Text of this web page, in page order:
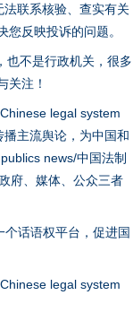
法联系核验、查实有关
反映投诉的问题。
也不是行政机关，很多
关注！
legal system
主流舆论，为中国和
news/中国法制
府、媒体、公众三者
话语权平台，促进国
legal system